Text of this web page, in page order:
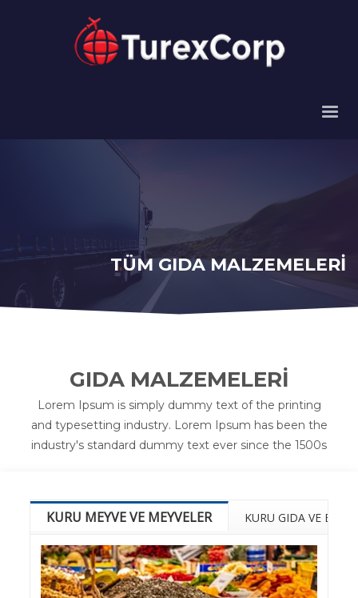
TÜM GIDA MALZEMELERİ
GIDA MALZEMELERİ
Lorem Ipsum is simply dummy text of the printing
and typesetting industry. Lorem Ipsum has been the
industry's standard dummy text ever since the 1500s
KURU MEYVE VE MEYVELER KURU GIDA VE